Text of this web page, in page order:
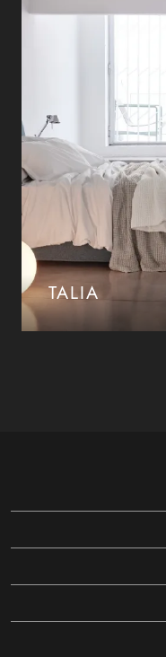
TALIA